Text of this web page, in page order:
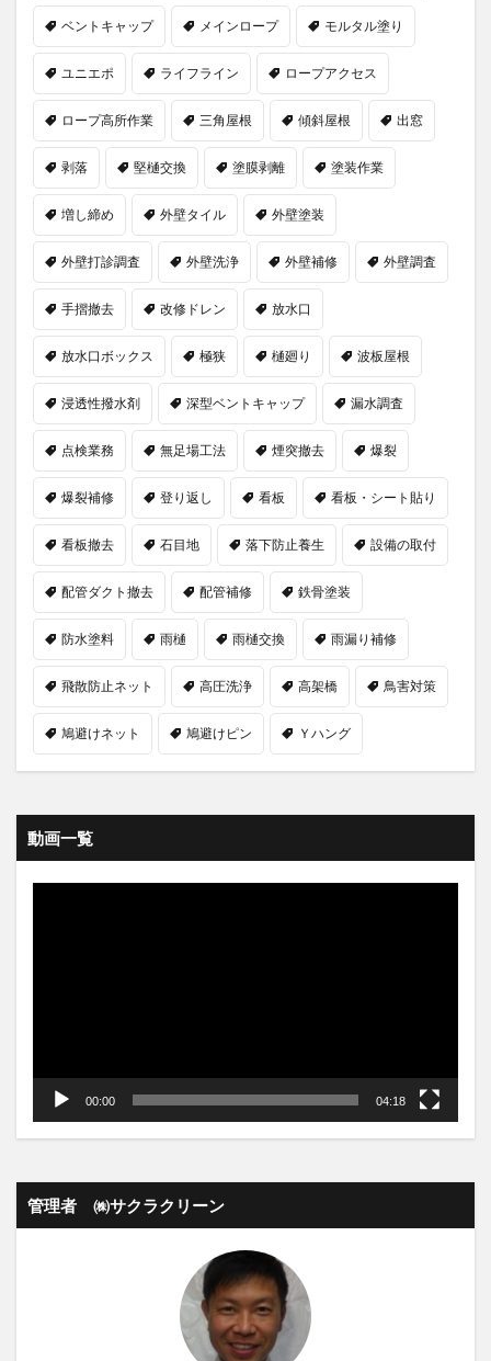
ベントキャップ メインロープ モルタル塗り
ユニエポ ライフライン ロープアクセス
ロープ高所作業 三角屋根 傾斜屋根 出窓
剥落 堅樋交換 塗膜剥離 塗装作業
増し締め 外壁タイル 外壁塗装
外壁打診調査 外壁洗浄 外壁補修 外壁調査
手摺撤去 改修ドレン 放水口
放水口ボックス 極狭 樋廻り 波板屋根
浸透性撥水剤 深型ベントキャップ 漏水調査
点検業務 無足場工法 煙突撤去 爆裂
爆裂補修 登り返し 看板 看板・シート貼り
看板撤去 石目地 落下防止養生 設備の取付
配管ダクト撤去 配管補修 鉄骨塗装
防水塗料 雨樋 雨樋交換 雨漏り補修
飛散防止ネット 高圧洗浄 高架橋 鳥害対策
鳩避けネット 鳩避けピン Ｙハング
動画一覧
動
00:00 04:18
管理者 ㈱サクラクリーン